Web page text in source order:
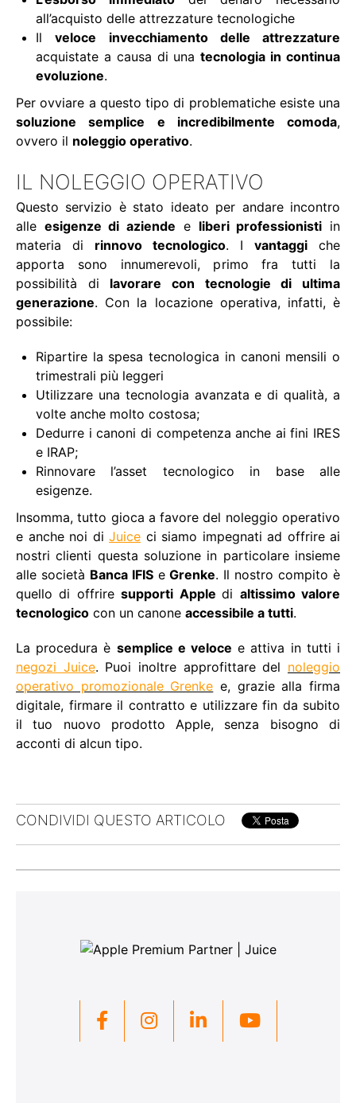
all’acquisto delle attrezzature tecnologiche
Ilveloce invecchiamento delle attrezzature
acquistate a causa di unatecnologia in continua
evoluzione.
Per ovviare a questo tipo di problematiche esiste una
soluzione semplice e incredibilmente comoda,
ovvero il noleggio operativo.
IL NOLEGGIO OPERATIVO
Questo servizio è stato ideato per andare incontro
alle esigenze di aziende e liberi professionisti in
materia di rinnovo tecnologico. I vantaggi che
apporta sono innumerevoli, primo fra tutti la
possibilità di lavorare con tecnologie di ultima
generazione. Con la locazione operativa, infatti, è
possibile:
Ripartire la spesa tecnologica in canoni mensili o
trimestrali più leggeri
Utilizzare una tecnologia avanzata e di qualità, a
volte anche molto costosa;
Dedurre i canoni di competenza anche ai fini IRES
e IRAP;
Rinnovare l’asset tecnologico in base alle
esigenze.
Insomma, tutto gioca a favore del noleggio operativo
e anche noi di Juice ci siamo impegnati ad offrire ai
nostri clienti questa soluzione in particolare insieme
alle società Banca IFISeGrenke. Il nostro compito è
quello di offriresupporti Appledi altissimo valore
tecnologico con un canone accessibile a tutti.
La procedura è semplice e veloce e attiva in tutti i
negozi Juice. Puoi inoltre approfittare del noleggio
operativo promozionale Grenke e, grazie alla firma
digitale, firmare il contratto e utilizzare fin da subito
il tuo nuovo prodotto Apple, senza bisogno di
acconti di alcun tipo.
CONDIVIDI QUESTO ARTICOLO